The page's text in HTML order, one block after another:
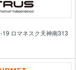
ロマネスク天神南313